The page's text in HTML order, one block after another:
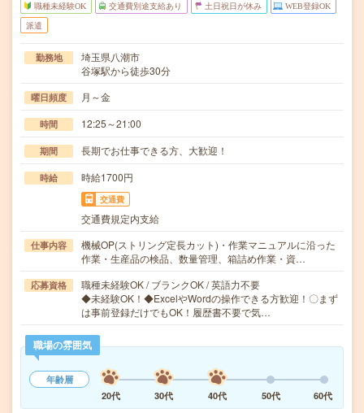
職種未経験OK 交通費別途支給あり 土日祝日が休み WEB登録OK
派遣
勤務地
埼玉県八潮市
谷塚駅から徒歩30分
曜日頻度 月～金
時間 12:25～21:00
期間 長期でお仕事できる方、大歓迎！
時給 時給1700円
交通費
交通費規定内支給
仕事内容
機械OP(ストリング定長カット)・作業マニュアルに沿った
作業・生産品の検品、数量管理、箱詰め作業・資…
応募資格
職種未経験OK / ブランクOK / 英語力不要
◆未経験OK！◆ExcelやWordの操作できる方歓迎！〇まず
は事前登録だけでもOK！履歴書不要で気…
職場の雰囲気
年齢層
20代
30代 40代 50代 60代